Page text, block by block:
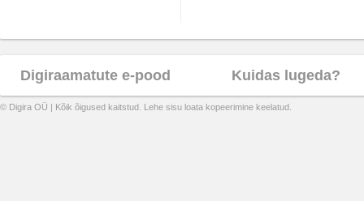
Digiraamatute e-pood Kuidas lugeda?
© Digira OÜ | Kõik õigused kaitstud. Lehe sisu loata kopeerimine keelatud.